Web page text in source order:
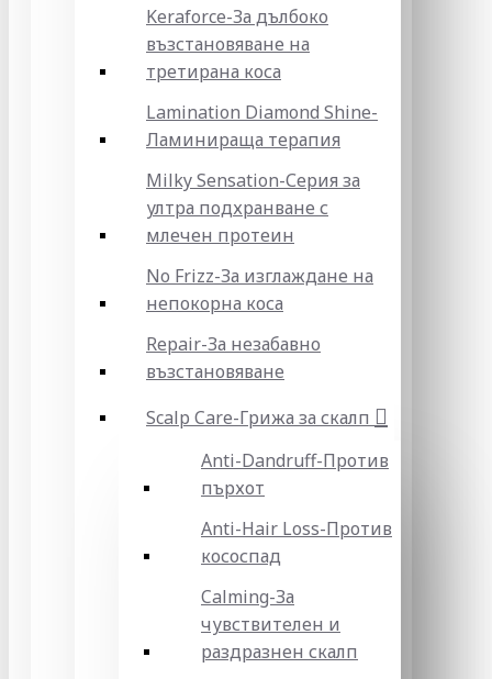
Keraforce-За дълбоко
възстановяване на
третирана коса
Lamination Diamond Shine-
Ламинираща терапия
Milky Sensation-Серия за
ултра подхранване с
млечен протеин
No Frizz-За изглаждане на
непокорна коса
Repair-За незабавно
възстановяване
Scalp Care-Грижа за скалп
Anti-Dandruff-Против
пърхот
Anti-Hair Loss-Против
кососпад
Calming-За
чувствителен и
раздразнен скалп